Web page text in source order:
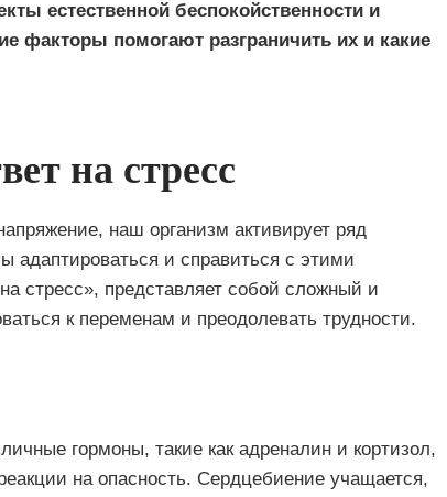
естественной беспокойственности и
факторы помогают разграничить их и какие
на стресс
наш организм активирует ряд
адаптироваться и справиться с этими
стресс», представляет собой сложный и
к переменам и преодолевать трудности.
гормоны, такие как адреналин и кортизол,
на опасность. Сердцебиение учащается,